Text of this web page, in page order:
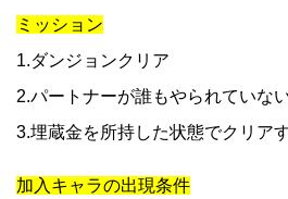
ミッション
1.ダンジョンクリア
2.パートナーが誰もやられていな
3.埋蔵金を所持した状態でクリア
加入キャラの出現条件